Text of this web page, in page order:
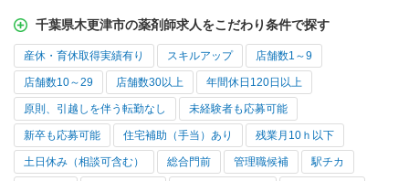
千葉県木更津市の薬剤師求人をこだわり条件で探す
産休・育休取得実績有り スキルアップ 店舗数1～9
店舗数10～29 店舗数30以上 年間休日120日以上
原則、引越しを伴う転勤なし 未経験者も応募可能
新卒も応募可能 住宅補助（手当）あり 残業月10ｈ以下
土日休み（相談可含む） 総合門前 管理職候補 駅チカ